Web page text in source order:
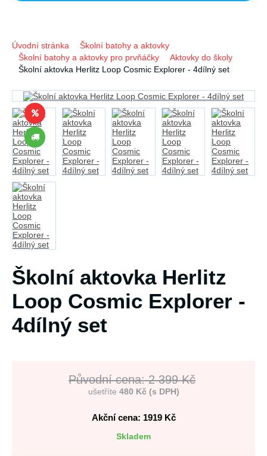
Úvodní stránka
Školní batohy a aktovky
Školní batohy a aktovky pro prvňáčky
Aktovky do školy
Školní aktovka Herlitz Loop Cosmic Explorer - 4dílný set
Školní aktovka Herlitz
Loop Cosmic Explorer -
4dílný set
Původní cena: 2 399 Kč
ušetříte 480 Kč (s DPH)
Akční cena: 1919Kč
Skladem